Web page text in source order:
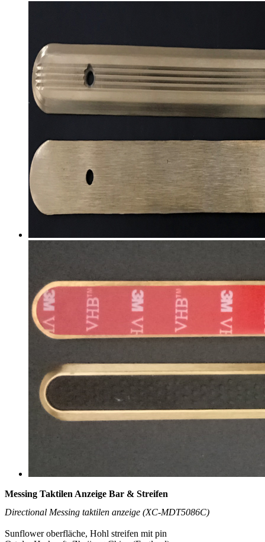
Messing Taktilen Anzeige Bar & Streifen
Directional Messing taktilen anzeige (XC-MDT5086C)
Sunflower oberfläche, Hohl streifen mit pin